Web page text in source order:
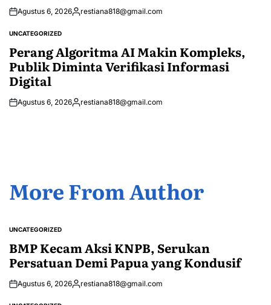
Agustus 6, 2026Posted
restiana818@gmail.com
POSTED
UNCATEGORIZED
Perang Algoritma AI Makin Kompleks,
Publik Diminta Verifikasi Informasi
Digital
Agustus 6, 2026Posted
restiana818@gmail.com
More From Author
POSTED
UNCATEGORIZED
BMP Kecam Aksi KNPB, Serukan
Persatuan Demi Papua yang Kondusif
Agustus 6, 2026Posted
restiana818@gmail.com